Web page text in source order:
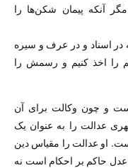
مگر آنکه پیمان شکن‌ها را
در اسناد و در عرف و سیره
را اخذ کنیم و رسمش را
و چون وکالت برای آن
عدالت را به عنوان یک
او عدالت را مقیاس دین
حاکم بر احکام است نه